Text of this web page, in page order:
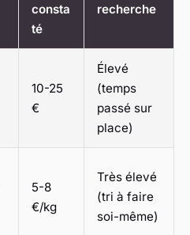
consta
té
recherche
10-25
€
Élevé
(temps
passé sur
place)
5-8
€/kg
Très élevé
(tri à faire
soi-même)